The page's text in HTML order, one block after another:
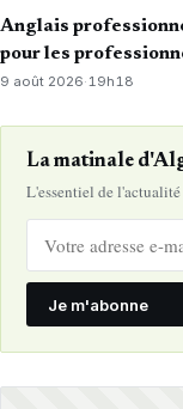
Anglais
pour les
9 août 2026· 19h18
La matinale
L'essentiel de
Je m'abonne